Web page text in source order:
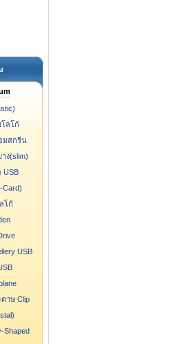
ลโก้
มสกรีน
ง(slim)
USB
โก้
USB
าษ Clip